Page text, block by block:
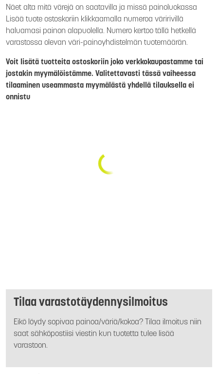
Näet alta mitä värejä on saatavilla ja missä painoluokassa
Lisää tuote ostoskoriin klikkaamalla numeroa väririvillä
haluamasi painon alapuolella. Numero kertoo tällä hetkellä
varastossa olevan väri-painoyhdistelmän tuotemäärän.
Voit lisätä tuotteita ostoskoriin joko verkkokaupastamme tai
jostakin myymälöistämme. Valitettavasti tässä vaiheessa
tilaaminen useammasta myymälästä yhdellä tilauksella ei
onnistu
Tilaa varastotäydennysilmoitus
Eikö löydy sopivaa painoa/väriä/kokoa? Tilaa ilmoitus niin
saat sähköpostiisi viestin kun tuotetta tulee lisää
varastoon.